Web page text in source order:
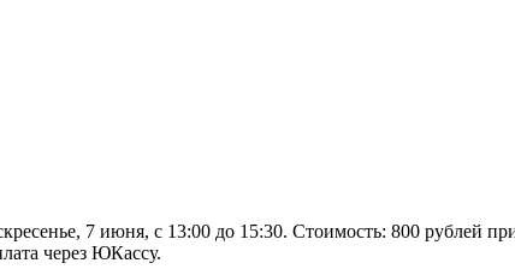
7 июня, с 13:00 до 15:30. Стоимость: 800 рублей
через ЮКассу.